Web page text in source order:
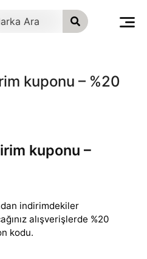
kuponu – %20
kuponu –
indirimdekiler
alışverişlerde %20
kodu.